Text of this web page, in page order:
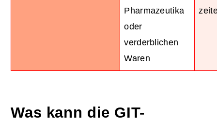
Pharmazeutika
oder
verderblichen
Waren
Was kann die GIT-